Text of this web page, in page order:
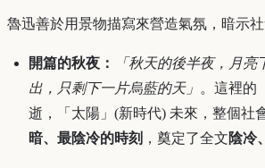
魯迅善於用景物描寫來營造氣氛，暗示社
開篇的秋夜：
「秋天的後半夜，月
出，只剩下一片烏藍的天」 。這裡的
逝，「太陽」(新時代) 未來，整個社
暗、最陰冷的時刻 ，奠定了全文陰冷